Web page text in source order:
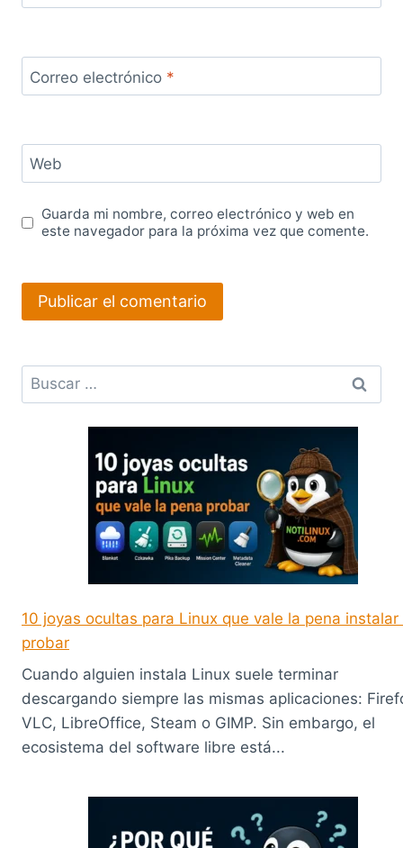
Correo electrónico *
Web
Guarda mi nombre, correo electrónico y web en
este navegador para la próxima vez que comente.
Buscar:
10 joyas ocultas para Linux que vale la pena instalar
probar
Cuando alguien instala Linux suele terminar
descargando siempre las mismas aplicaciones:
VLC, LibreOffice, Steam o GIMP. Sin embargo, el
ecosistema del software libre está...